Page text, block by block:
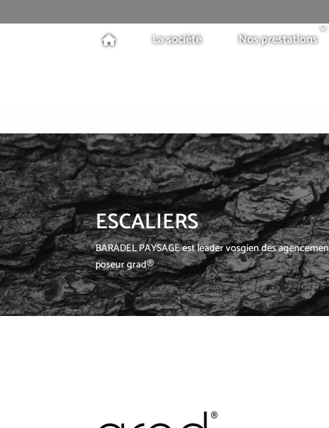
La société Nos prestations
ESCALIERS
BARADEL PAYSAGE est leader vosgien des
poseur grad®